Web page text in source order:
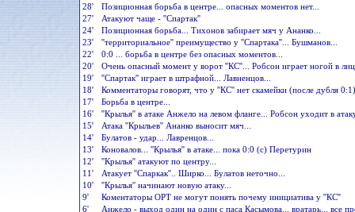
28'
Позиционная борьба в центре... опасных моментов нет...
27'
Атакуют чаще - ''Спартак''
24'
Позиционная борьба... Тихонов забирает мяч у Ананко...
23'
''территориальное'' преимущество у ''Спартака''... Бушманов...
22'
0:0 ... борьба в центре без опасных моментов...
20'
Очень опасный момент у ворот ''КС''... Робсон играет ногой в
19'
''Спартак'' играет в штрафной... Лавненцов...
18'
Комментаторы говорят, что у ''КС'' нет скамейки (после дубля 0:1)
17'
Борьба в центре...
16'
''Крылья'' в атаке Анжело на левом фланге... Робсон уходит в
15'
Атака ''Крыльев'' Ананко выносит мяч...
14'
Булатов - удар... Лавренцов...
13'
Коновалов... ''Крылья'' в атаке... пока 0:0 (с) Перетурин
12'
''Крылья'' атакуют по центру...
11'
Атакует ''Спаркак''.. Ширко... Булатов неточно...
10'
''Крылья'' начинают новую атаку...
9'
Коментаторы ОРТ не могут понять почему инициатива у ''КС''
6'
Анжело - выход один на один с паса Касымова... вратарь... все